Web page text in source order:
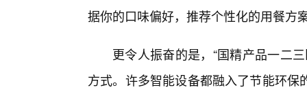
据你的口味偏好，推荐个性化的用餐方
更令人振奋的是，“国精产品一二
方式。许多智能设备都融入了节能环